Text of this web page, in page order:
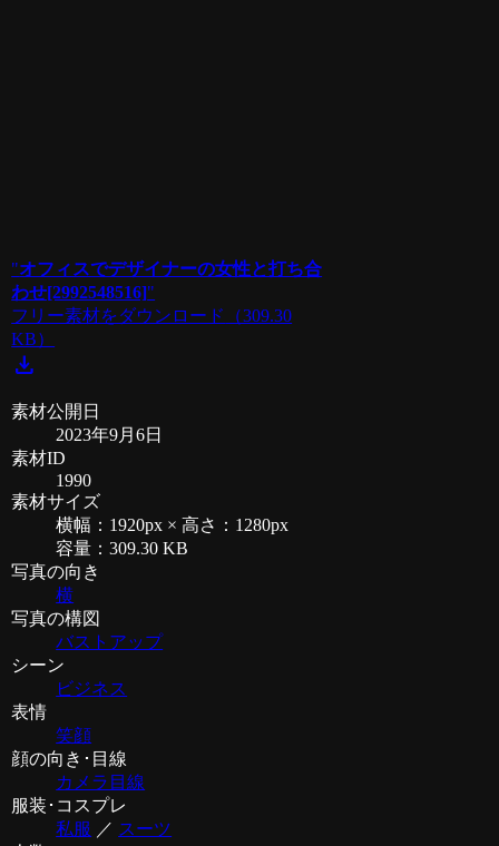
"オフィスでデザイナーの女性と打ち合
わせ[2992548516]"
フリー素材をダウンロード
（309.30
KB）
download
素材公開日
2023年9月6日
素材ID
1990
素材サイズ
横幅：1920px × 高さ：1280px
容量：309.30 KB
写真の向き
横
写真の構図
バストアップ
シーン
ビジネス
表情
笑顔
顔の向き･目線
カメラ目線
服装･コスプレ
私服 ／ スーツ